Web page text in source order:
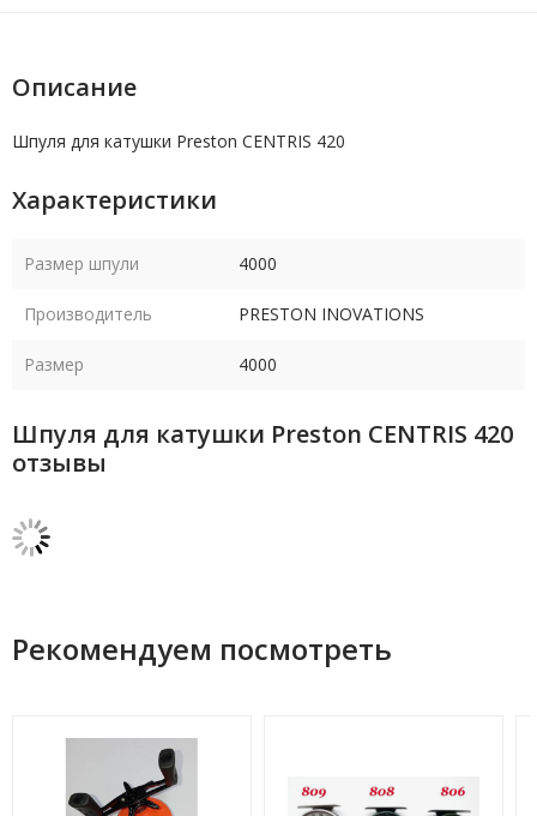
Описание
Шпуля для катушки Preston CENTRIS 420
Характеристики
Размер шпули 4000
Производитель PRESTON INOVATIONS
Размер 4000
Шпуля для катушки Preston CENTRIS 420
отзывы
Рекомендуем посмотреть